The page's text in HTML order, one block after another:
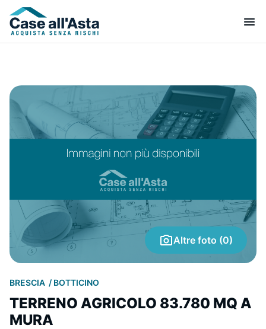
Altre foto (0)
BRESCIA BOTTICINO
TERRENO AGRICOLO 83.780 MQ A
MURA